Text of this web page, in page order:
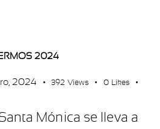
2024
2024 392 Views 0 Likes
Mónica se lleva a